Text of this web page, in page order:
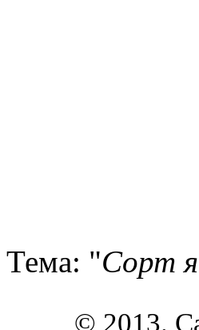
Тема: "Сорт
© 2013.